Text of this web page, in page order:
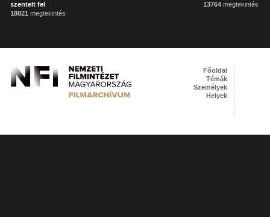
szentelt fel
18821 megtekintés
13764 megtekintés
Főoldal
Témák
Személyek
Helyek